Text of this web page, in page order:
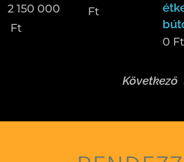
2 150 000
Ft
Ft
0 Ft
Következő